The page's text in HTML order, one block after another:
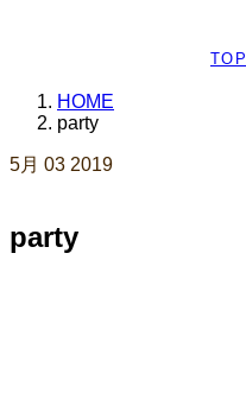
TOP
HOME
party
5月 03 2019
party